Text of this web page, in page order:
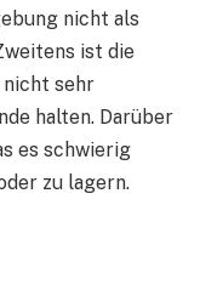
nicht als
ist die
nicht sehr
halten. Darüber
es schwierig
zu lagern.